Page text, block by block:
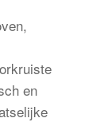
en